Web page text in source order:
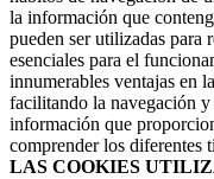
la información que
pueden ser utilizadas para
esenciales para el
innumerables ventajas en
facilitando la navegación
información que
comprender los diferentes
LAS COOKIES